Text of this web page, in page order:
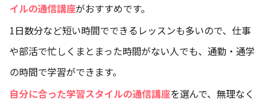
イルの通信講座がおすすめです。
1日数分など短い時間でできるレッスンも多いので、仕事
や部活で忙しくまとまった時間がない人でも、通勤・通学
の時間で学習ができます。
自分に合った学習スタイルの通信講座を選んで、無理なく